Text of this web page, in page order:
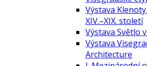
Výstava
XIV.–XIX. století
Výstava Světlo
Výstava
Architecture